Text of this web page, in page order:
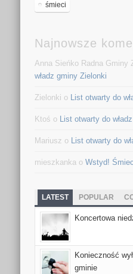
śmieci
Najnowsze
Anna Sieńko Radna Gminy
władz gminy Zielonki
Zielonki o List otwarty do
Ktoś o List otwarty do
Mariusz o List otwarty do
mieszkanka oWstyd!
LATEST POPULAR
Koncertowa
Konieczność
gminie